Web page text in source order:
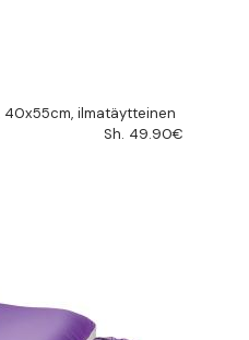
40x55cm, ilmatäytteinen
Sh. 49.90€